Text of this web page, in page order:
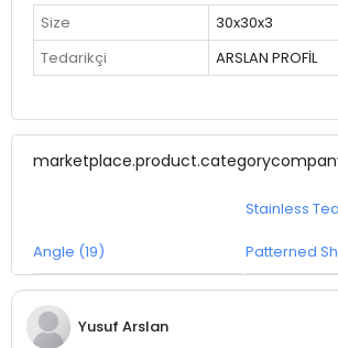
Size
30x30x3
Tedarikçi
ARSLAN PROFİL
Angle (19)
Stainless
Patterned
Yusuf Arslan